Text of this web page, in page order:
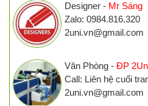
Designer - Mr Sáng
Zalo: 0984.816.320
2uni.vn@gmail.com
Văn Phòng - ĐP
Call: Liên hệ cuối
2uni.vn@gmail.com